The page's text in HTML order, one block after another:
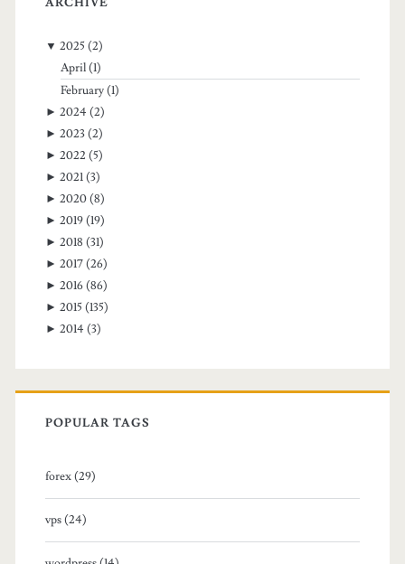
▼ 2025 (2)
April (1)
February (1)
► 2024 (2)
► 2023 (2)
► 2022 (5)
► 2021 (3)
► 2020 (8)
► 2019 (19)
► 2018 (31)
► 2017 (26)
► 2016 (86)
► 2015 (135)
► 2014 (3)
POPULAR TAGS
forex (29)
vps (24)